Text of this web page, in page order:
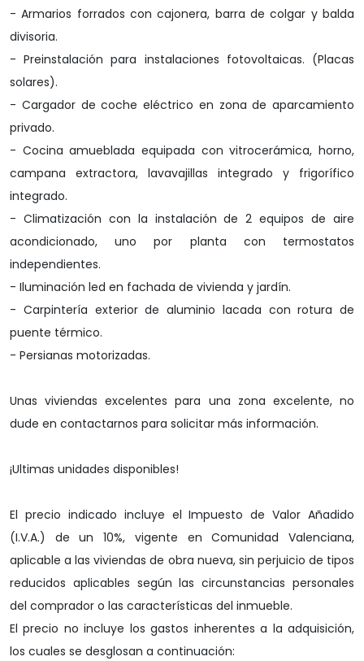
- Armarios forrados con cajonera, barra de colgar y balda
divisoria.
- Preinstalación para instalaciones fotovoltaicas. (Placas
solares).
- Cargador de coche eléctrico en zona de aparcamiento
privado.
- Cocina amueblada equipada con vitrocerámica, horno,
campana extractora, lavavajillas integrado y frigorífico
integrado.
- Climatización con la instalación de 2 equipos de aire
acondicionado, uno por planta con termostatos
independientes.
- Iluminación led en fachada de vivienda y jardín.
- Carpintería exterior de aluminio lacada con rotura de
puente térmico.
- Persianas motorizadas.
Unas viviendas excelentes para una zona excelente, no
dude en contactarnos para solicitar más información.
¡Ultimas unidades disponibles!
El precio indicado incluye el Impuesto de Valor Añadido
(I.V.A.) de un 10%, vigente en Comunidad Valenciana,
aplicable a las viviendas de obra nueva, sin perjuicio de tipos
reducidos aplicables según las circunstancias personales
del comprador o las características del inmueble.
El precio no incluye los gastos inherentes a la adquisición,
los cuales se desglosan a continuación: